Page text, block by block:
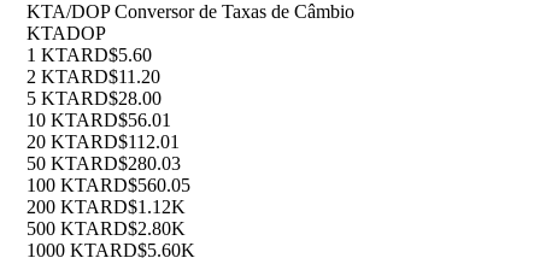
KTA/DOP Conversor de Taxas de Câmbio
KTADOP
1 KTARD$5.60
2 KTARD$11.20
5 KTARD$28.00
10 KTARD$56.01
20 KTARD$112.01
50 KTARD$280.03
100 KTARD$560.05
200 KTARD$1.12K
500 KTARD$2.80K
1000 KTARD$5.60K